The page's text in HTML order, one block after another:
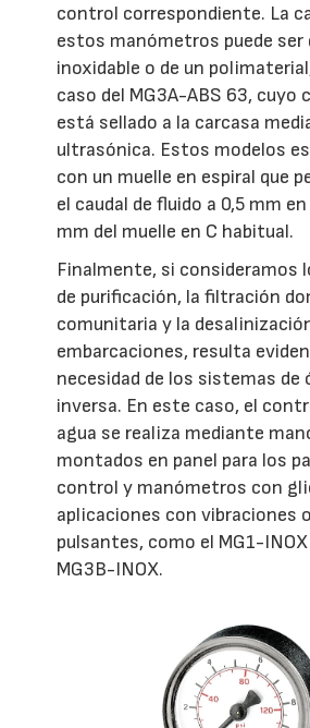
control correspondiente. La
estos manómetros puede ser
inoxidable o de un
caso del MG3A-ABS 63,
está sellado a la carcasa
ultrasónica. Estos modelos
con un muelle en espiral que
el caudal de fluido a 0,5 mm
mm del muelle en C habitual.
Finalmente, si consideramos
de purificación, la filtración
comunitaria y la
embarcaciones, resulta
necesidad de los sistemas de
inversa. En este caso, el
agua se realiza mediante
montados en panel para los
control y manómetros con
aplicaciones con vibraciones
pulsantes, como el MG1-
MG3B-INOX.